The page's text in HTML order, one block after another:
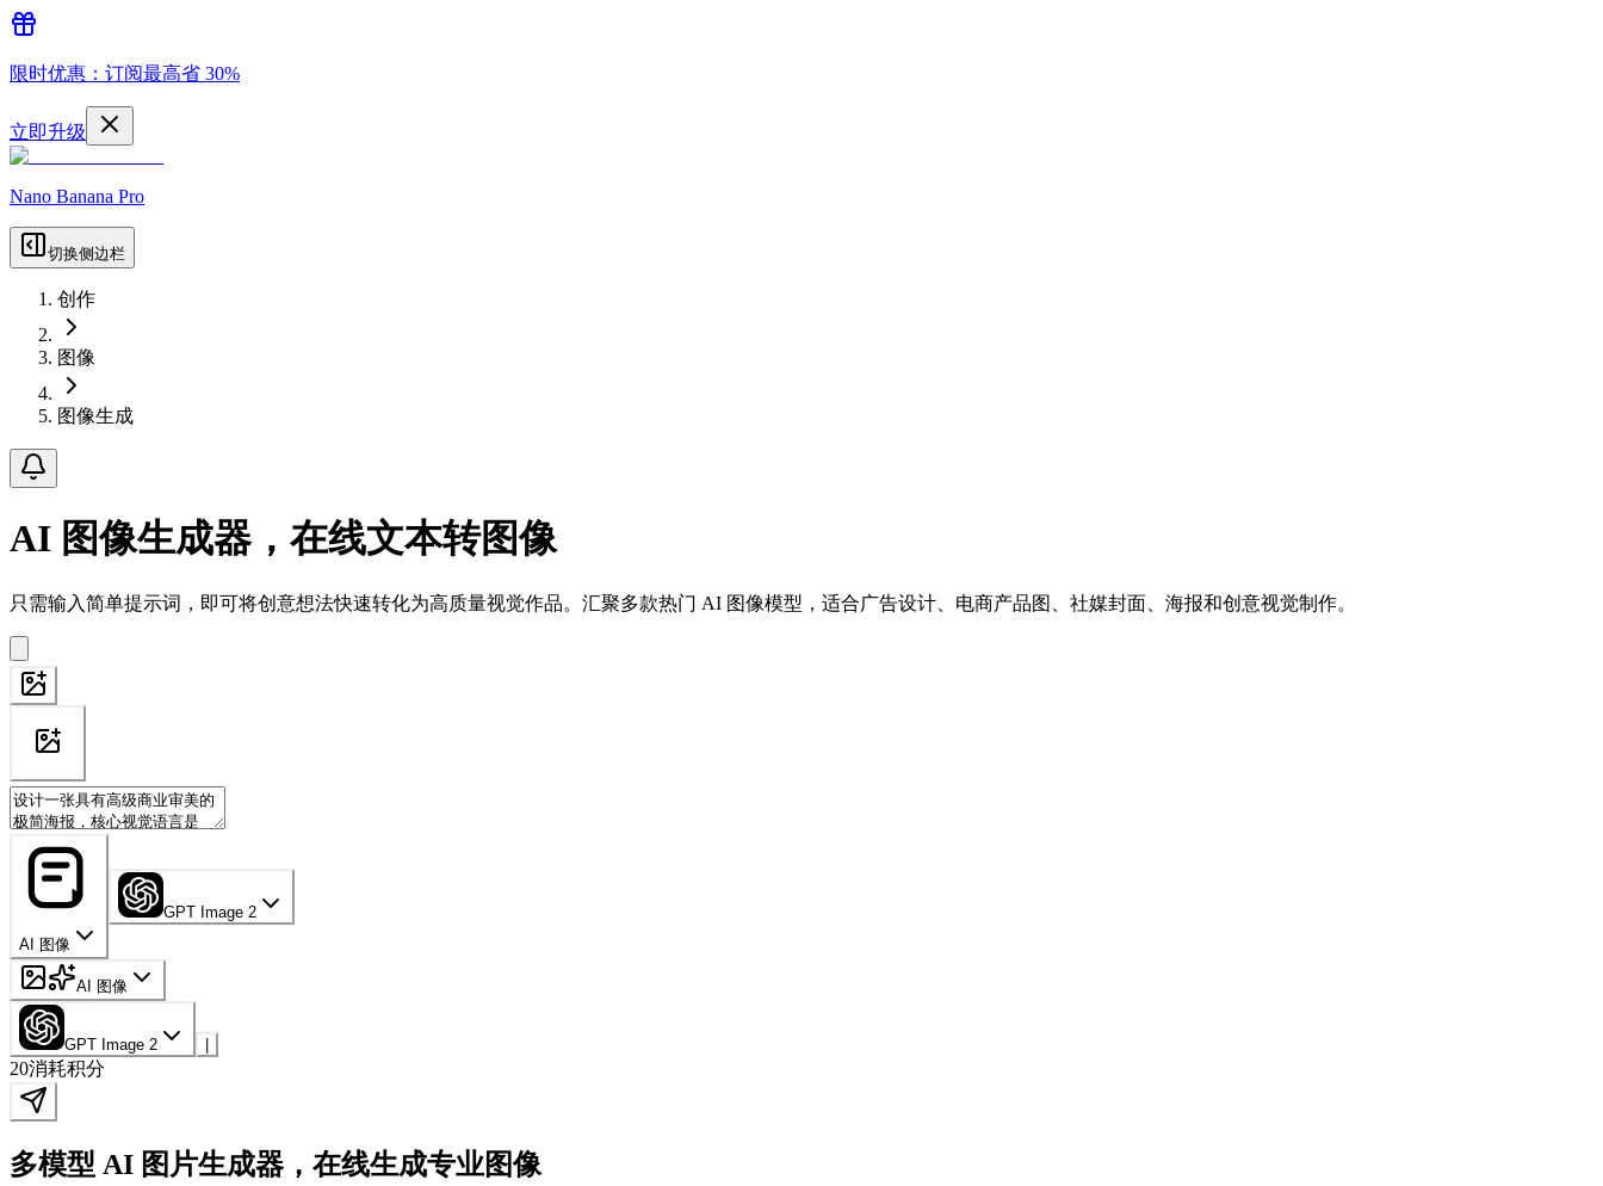
限时优惠：订阅最高省 30%
立即升级
Nano Banana Pro
切换侧边栏
创作
图像
图像生成
AI 图像生成器，在线文本转图像
只需输入简单提示词，即可将创意想法快速转化为高质量视觉作品。汇聚多款热门 AI 图像模型，适合广告设计、电商产品图、社媒封面、海报和创意视觉制作。
AI 图像
GPT Image 2
AI 图像
GPT Image 2
20消耗积分
多模型 AI 图片生成器，在线生成专业图像